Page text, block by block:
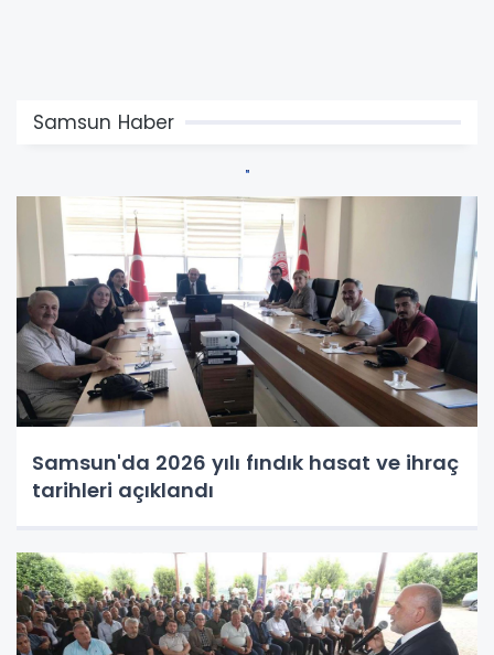
Samsun Haber
Samsun'da 2026 yılı fındık hasat ve ihraç
tarihleri açıklandı